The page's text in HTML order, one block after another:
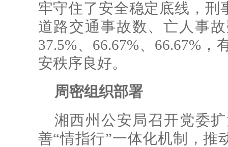
牢守住了安全稳定底线，刑
道路交通事故数、亡人事
37.5%、66.67%、66.67%
安秩序良好。
周密组织部署
湘西州公安局召开党委
善“情指行”一体化机制，推